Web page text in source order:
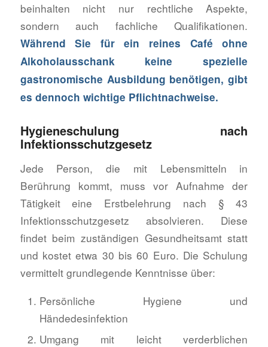
beinhalten nicht nur rechtliche Aspekte,
sondern auch fachliche Qualifikationen.
Während Sie für ein reines Café ohne
Alkoholausschank keine spezielle
gastronomische Ausbildung benötigen, gibt
es dennoch wichtige Pflichtnachweise.
Hygieneschulung nach
Infektionsschutzgesetz
Jede Person, die mit Lebensmitteln in
Berührung kommt, muss vor Aufnahme der
Tätigkeit eine Erstbelehrung nach § 43
Infektionsschutzgesetz absolvieren. Diese
findet beim zuständigen Gesundheitsamt statt
und kostet etwa 30 bis 60 Euro. Die Schulung
vermittelt grundlegende Kenntnisse über:
Persönliche Hygiene und
Händedesinfektion
Umgang mit leicht verderblichen